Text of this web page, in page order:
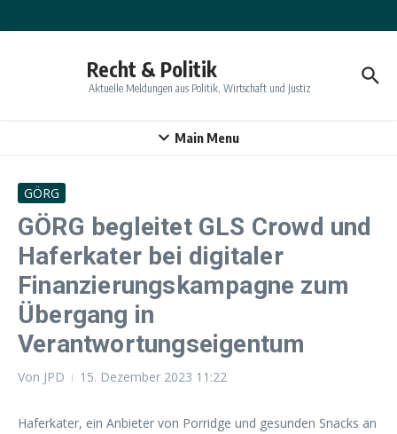
Recht & Politik
Aktuelle Meldungen aus Politik, Wirtschaft und Justiz
Main Menu
GÖRG
GÖRG begleitet GLS Crowd und
Haferkater bei digitaler
Finanzierungskampagne zum
Übergang in
Verantwortungseigentum
Von JPD 15. Dezember 2023 11:22
Haferkater, ein Anbieter von Porridge und gesunden Snacks an